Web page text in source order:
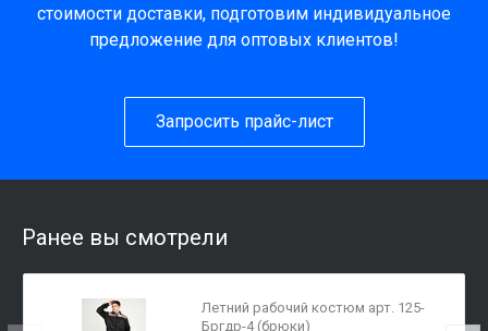
стоимости доставки, подготовим индивидуальное
предложение для оптовых клиентов!
Запросить прайс-лист
Ранее вы смотрели
Летний рабочий костюм арт. 125-
Бргдр-4 (брюки)